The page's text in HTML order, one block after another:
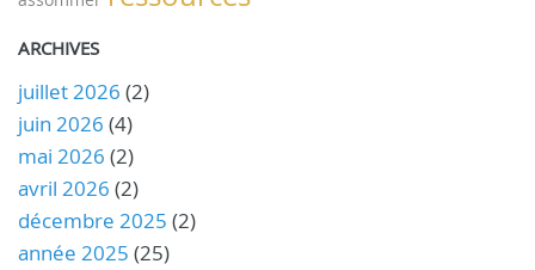
ARCHIVES
juillet 2026 (2)
juin 2026 (4)
mai 2026 (2)
avril 2026 (2)
décembre 2025 (2)
année 2025 (25)